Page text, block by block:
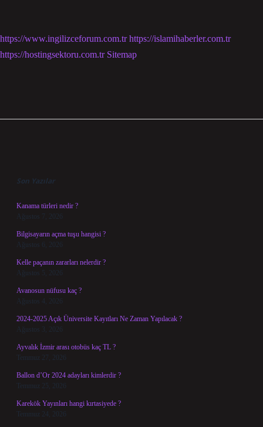
https://www.ingilizceforum.com.tr https://islamihaberler.com.tr
https://hostingsektoru.com.tr Sitemap
Son Yazılar
Kanama türleri nedir ?
Ağustos 7, 2026
Bilgisayarın açma tuşu hangisi ?
Ağustos 6, 2026
Kelle paçanın zararları nelerdir ?
Ağustos 5, 2026
Avanosun nüfusu kaç ?
Ağustos 4, 2026
2024-2025 Açık Üniversite Kayıtları Ne Zaman Yapılacak ?
Ağustos 3, 2026
Ayvalık İzmir arası otobüs kaç TL ?
Temmuz 27, 2026
Ballon d’Or 2024 adayları kimlerdir ?
Temmuz 25, 2026
Karekök Yayınları hangi kırtasiyede ?
Temmuz 24, 2026